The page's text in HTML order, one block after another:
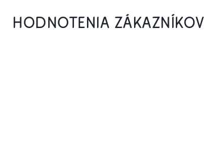
HODNOTENIA ZÁKAZNÍKOV